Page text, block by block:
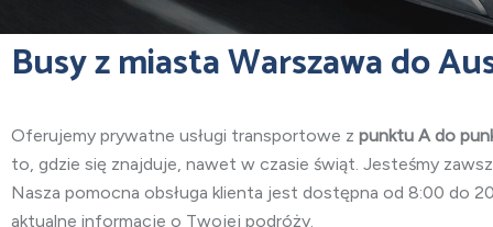
Busy z miasta Warszawa do
Oferujemy prywatne usługi transportowe z punktu A do
to, gdzie się znajduje, nawet w czasie świąt. Jesteśmy
Nasza pomocna obsługa klienta jest dostępna od 8:00 do
aktualne informacje o Twojej podróży.